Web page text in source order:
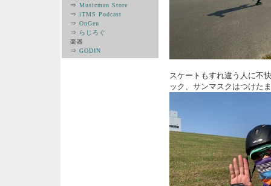
⇒ Musicman Store
⇒ iTMS Podcast
⇒ OnGen
⇒ らじろぐ
楽器
⇒ GODIN
スケートもすれ違う人に不
ック、サンマスクはつけた